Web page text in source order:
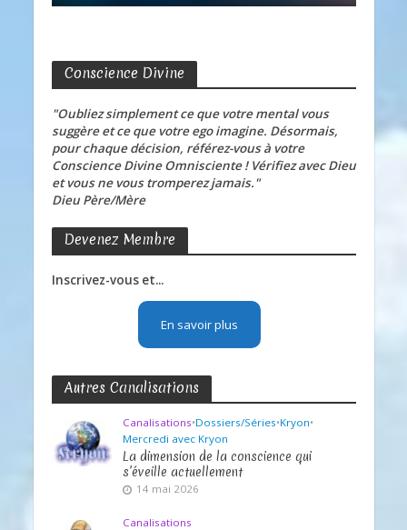
Conscience Divine
"Oubliez simplement ce que votre mental vous
suggère et ce que votre ego imagine. Désormais,
pour chaque décision, référez-vous à votre
Conscience Divine Omnisciente ! Vérifiez avec Dieu
et vous ne vous tromperez jamais."
Dieu Père/Mère
Devenez Membre
Inscrivez-vous et...
En savoir plus
Autres Canalisations
Canalisations•Dossiers/Séries•Kryon•
Mercredi avec Kryon
La dimension de la conscience qui
s’éveille actuellement
14 mai 2026
Canalisations